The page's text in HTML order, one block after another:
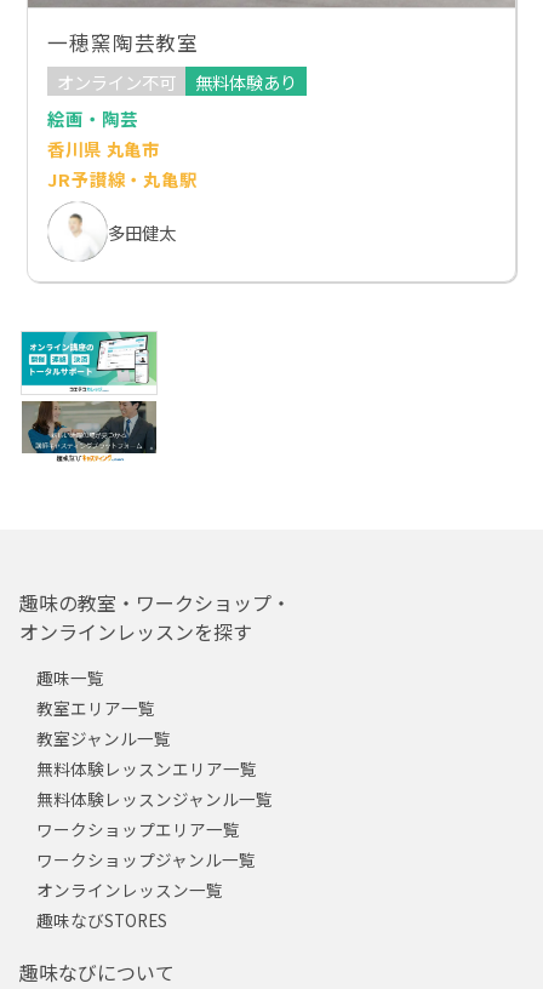
一穂窯陶芸教室
オンライン不可
無料体験あり
絵画・陶芸
香川県 丸亀市
JR予讃線・丸亀駅
多田健太
趣味の教室・ワークショップ・
オンラインレッスンを探す
趣味一覧
教室エリア一覧
教室ジャンル一覧
無料体験レッスンエリア一覧
無料体験レッスンジャンル一覧
ワークショップエリア一覧
ワークショップジャンル一覧
オンラインレッスン一覧
趣味なびSTORES
趣味なびについて